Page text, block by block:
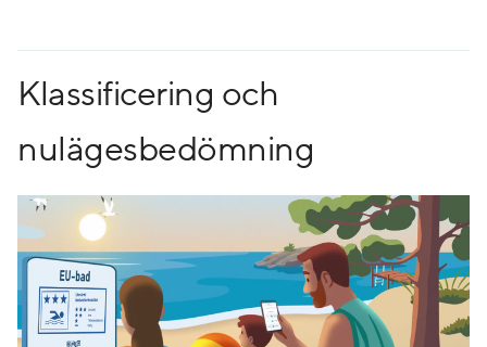
Klassificering och
nulägesbedömning